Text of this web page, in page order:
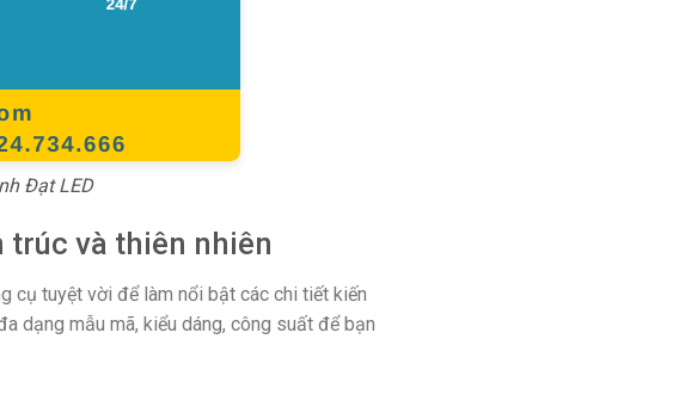
Đạt LED
trúc và thiên nhiên
cụ tuyệt vời để làm nổi bật các chi tiết kiến
dạng mẫu mã, kiểu dáng, công suất để bạn